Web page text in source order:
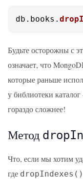
db. books .
Будьте осторожны с
означает, что
которые раньше
у библиотеки
гораздо сложнее!
Метод
Что, если мы хотим
где dropIndexes()